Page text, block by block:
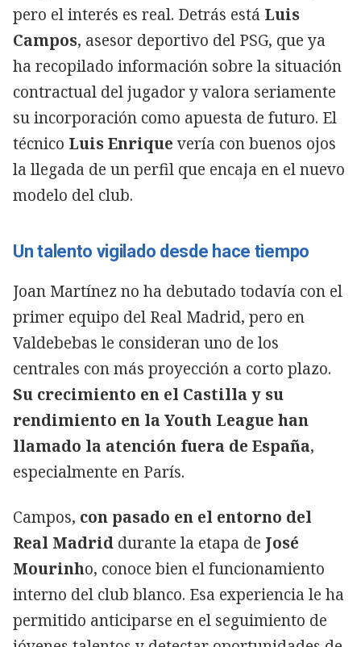
pero el interés es real. Detrás está Luis
Campos, asesor deportivo del PSG, que ya
ha recopilado información sobre la situación
contractual del jugador y valora seriamente
su incorporación como apuesta de futuro. El
técnico Luis Enriquevería con buenos ojos
la llegada de un perfil que encaja en el nuevo
modelo del club.
Un talento vigilado desde hace tiempo
Joan Martínez no ha debutado todavía con el
primer equipo del Real Madrid, pero en
Valdebebas le consideran uno de los
centrales con más proyección a corto plazo.
Su crecimiento en el Castilla y su
rendimiento en la Youth League han
llamado la atención fuera de España,
especialmente en París.
Campos, con pasado en el entorno del
Real Madrid durante la etapa de José
Mourinho, conoce bien el funcionamiento
interno del club blanco. Esa experiencia le ha
permitido anticiparse en el seguimiento de